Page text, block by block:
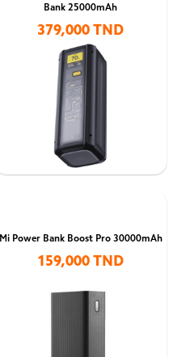
Bank 25000mAh
379,000 TND
Mi Power Bank Boost Pro 30000mAh
159,000 TND